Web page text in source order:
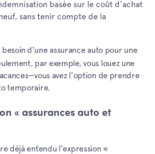
basée sur le coût d'achat
sans tenir compte de la
besoin d'une assurance auto pour une
par exemple, vous louez une
avez l'option de prendre
temporaire.
« assurances auto et
déjà entendu l'expression «